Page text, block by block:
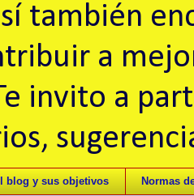
también
a
invito a
blog y sus objetivos Normas